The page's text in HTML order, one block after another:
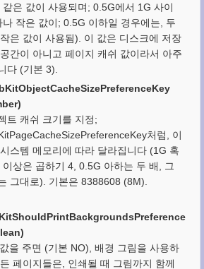
같은 값이 사용되며; 0.5G에서 1G 사이
나 작은 값이; 0.5G 이하일 경우에는, 두
은 값이 사용됨). 이 값은 디스크에 저장
간이 아니고 페이지 캐쉬 값이라서 아주
다 (기본 3).
트 캐쉬 크기를 지정;
처럼, 이
스템 메모리에 따라 달라집니다 (1G 혹
이상은 곱하기 4, 0.5G 아하는 두 배, 그
그대로). 기본은 8388608 (8M).
을 주면 (기본 NO), 배경 그림을 사용하
페이지들은, 인쇄될 때 그림까지 함께